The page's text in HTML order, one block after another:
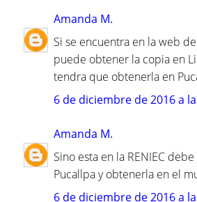
Amanda M.
Si se encuentra en la web de
puede obtener la copia en
tendra que obtenerla en
6 de diciembre de 2016 a
Amanda M.
Sino esta en la RENIEC
Pucallpa y obtenerla en el
6 de diciembre de 2016 a